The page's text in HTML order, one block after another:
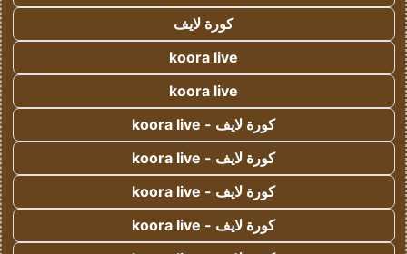
كورة لايف
koora live
koora live
كورة لايف - koora live
كورة لايف - koora live
كورة لايف - koora live
كورة لايف - koora live